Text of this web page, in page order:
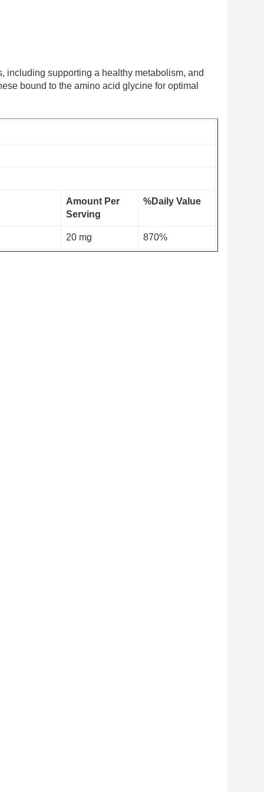
including supporting a healthy metabolism, and
bound to the amino acid glycine for optimal
Amount Per
Serving
%Daily Value
20 mg 870%